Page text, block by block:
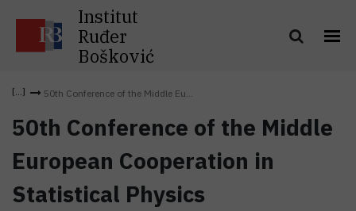
Institut
Ruđer
Bošković
50th Conference of the Middle Eu...
50th Conference of the Middle
European Cooperation in
Statistical Physics